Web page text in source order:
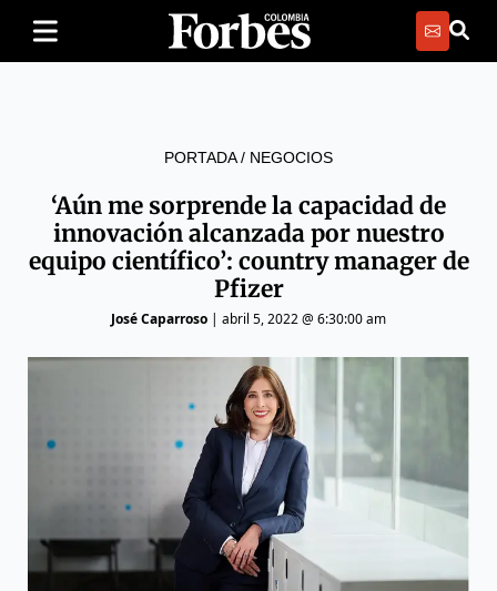
PORTADA/ NEGOCIOS
‘Aún me sorprende la capacidad de
innovación alcanzada por nuestro
equipo científico’: country manager de
Pfizer
José Caparroso | abril 5, 2022 @ 6:30:00 am